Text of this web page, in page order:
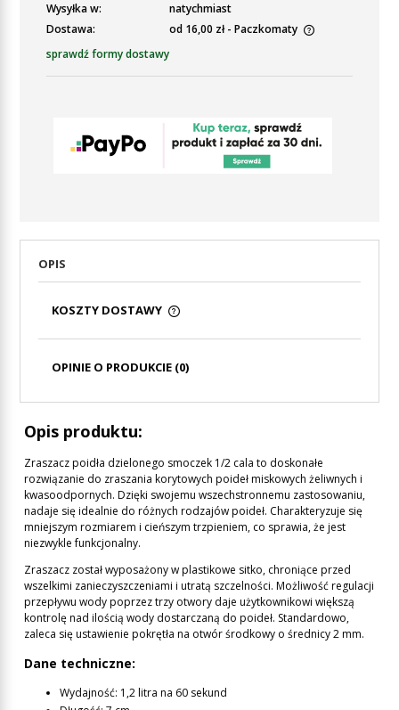
Wysyłka w:
natychmiast
Dostawa:
od 16,00 zł - Paczkomaty
Cena nie zawiera ewentualnych kosztów płatności
sprawdź formy dostawy
OPIS
KOSZTY DOSTAWY
OPINIE O PRODUKCIE (0)
Opis produktu:
Zraszacz poidła dzielonego smoczek 1/2 cala to doskonałe
rozwiązanie do zraszania korytowych poideł miskowych żeliwnych i
kwasoodpornych. Dzięki swojemu wszechstronnemu zastosowaniu,
nadaje się idealnie do różnych rodzajów poideł. Charakteryzuje się
mniejszym rozmiarem i cieńszym trzpieniem, co sprawia, że jest
niezwykle funkcjonalny.
Zraszacz został wyposażony w plastikowe sitko, chroniące przed
wszelkimi zanieczyszczeniami i utratą szczelności. Możliwość regulacji
przepływu wody poprzez trzy otwory daje użytkownikowi większą
kontrolę nad ilością wody dostarczaną do poideł. Standardowo,
zaleca się ustawienie pokrętła na otwór środkowy o średnicy 2 mm.
Dane techniczne:
Wydajność: 1,2 litra na 60 sekund